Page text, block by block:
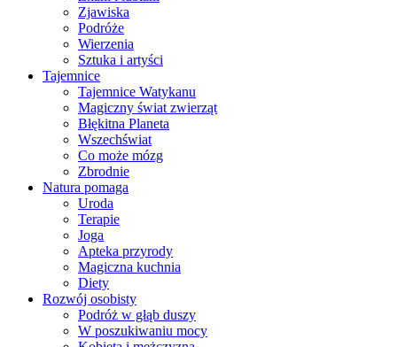
Zjawiska
Podróże
Wierzenia
Sztuka i artyści
Tajemnice
Tajemnice Watykanu
Magiczny świat zwierząt
Błękitna Planeta
Wszechświat
Co może mózg
Zbrodnie
Natura pomaga
Uroda
Terapie
Joga
Apteka przyrody
Magiczna kuchnia
Diety
Rozwój osobisty
Podróż w głąb duszy
W poszukiwaniu mocy